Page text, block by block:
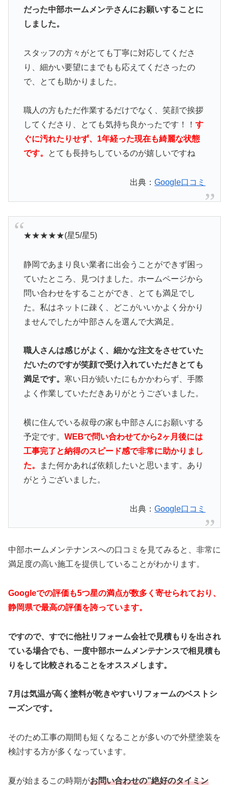
だった中部ホームメンテさんにお願いすることに
しました。
スタッフの方々がとても丁寧に対応してくださ
り、細かい要望にまでもも応えてくださったの
で、とても助かりました。
職人の方もただ作業するだけでなく、笑顔で挨拶
してくださり、とても気持ち良かったです！！ す
ぐに汚れたりせず、1年経った現在も綺麗な状態
です。
とても長持ちしているのが嬉しいですね
出典：Google口コミ
★★★★★(星5/星5)
静岡であまり良い業者に出会うことができず困っ
ていたところ、見つけました。ホームページから
問い合わせをすることができ、とても満足でし
た。私はネットに疎く、どこがいいかよく分かり
ませんでしたが中部さんを選んで大満足。
職人さんは感じがよく、細かな注文をさせていた
だいたのですが笑顔で受け入れていただきとても
満足です。 寒い日が続いたにもかかわらず、手際
よく作業していただきありがとうございました。
横に住んでいる叔母の家も中部さんにお願いする
予定です。 WEBで問い合わせてから2ヶ月後には
工事完了と納得のスピード感で非常に助かりまし
た。
また何かあれば依頼したいと思います。あり
がとうございました。
出典：Google口コミ
中部ホームメンテナンスへの口コミを見てみると、非常に
満足度の高い施工を提供していることがわかります。
Googleでの評価も5つ星の満点が数多く寄せられており、
静岡県で最高の評価を誇っています。
ですので、すでに他社リフォーム会社で見積もりを出され
ている場合でも、一度中部ホームメンテナンスで相見積も
りをして比較されることをオススメします。
7月は気温が高く塗料が乾きやすいリフォームのベストシ
ーズンです。
そのため工事の期間も短くなることが多いので外壁塗装を
検討する方が多くなっています。
夏が始まるこの時期がお問い合わせの”絶好のタイミン